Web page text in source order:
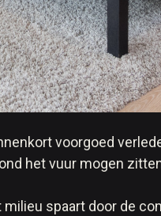
voorgoed
het vuur mogen
spaart door de